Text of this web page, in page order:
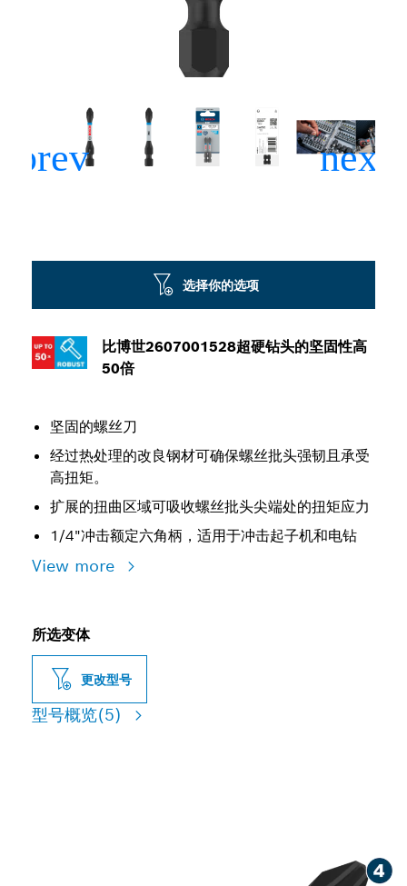
比博世2607001528超硬钻头的坚固性高
50倍
坚固的螺丝刀
经过热处理的改良钢材可确保螺丝批头强韧且承受
高扭矩。
扩展的扭曲区域可吸收螺丝批头尖端处的扭矩应力
1/4"冲击额定六角柄，适用于冲击起子机和电钻
View more
选择你的选项
所选变体
更改型号
型号概览(5)